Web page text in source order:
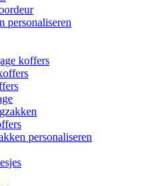
personaliseren
koffers
personaliseren